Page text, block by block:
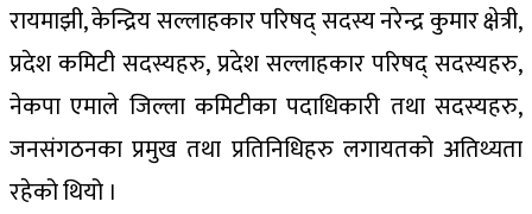
रायमाझी, केन्द्रिय सल्लाहकार परिषद् सदस्य नरेन्द्र कुमार क्षेत्री,
प्रदेश कमिटी सदस्यहरु, प्रदेश सल्लाहकार परिषद् सदस्यहरु,
नेकपा एमाले जिल्ला कमिटीका पदाधिकारी तथा सदस्यहरु,
जनसंगठनका प्रमुख तथा प्रतिनिधिहरु लगायतको अतिथ्यता
रहेको थियो ।